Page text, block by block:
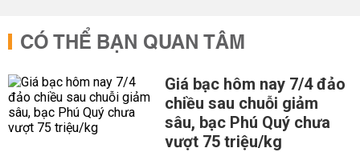
CÓ THỂ BẠN QUAN TÂM
Giá bạc hôm nay 7/4 đảo
chiều sau chuỗi giảm
sâu, bạc Phú Quý chưa
vượt 75 triệu/kg